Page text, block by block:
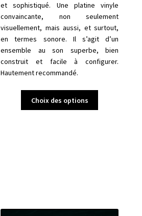
et sophistiqué. Une platine vinyle
convaincante, non seulement
visuellement, mais aussi, et surtout,
en termes sonore. Il s’agit d’un
ensemble au son superbe, bien
construit et facile à configurer.
Hautement recommandé.
Choix des options
sur